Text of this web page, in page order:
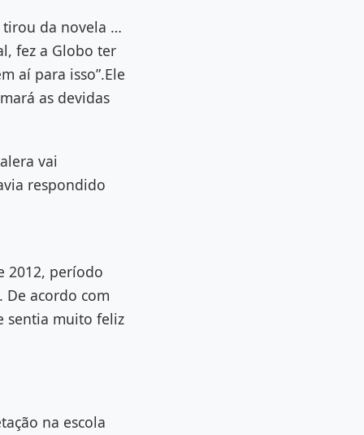
tirou da novela …
fez a Globo ter
aí para isso”.Ele
as devidas
vai
respondido
2012, período
De acordo com
sentia muito feliz
na escola